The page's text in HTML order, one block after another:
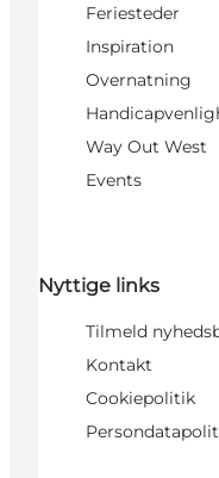
Feriesteder
Inspiration
Overnatning
Way Out West
Events
Nyttige links
Tilmeld
Kontakt
Cookiepolitik